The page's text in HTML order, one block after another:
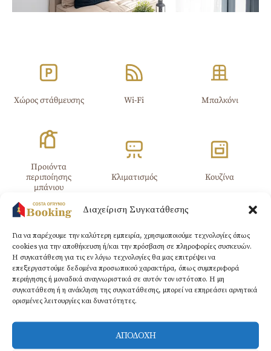
Διαχείριση Συγκατάθεσης
Για να παρέχουμε την καλύτερη εμπειρία, χρησιμοποιούμε τεχνολογίες όπως
cookies για την αποθήκευση ή/και την πρόσβαση σε πληροφορίες συσκευών.
Η συγκατάθεση για τις εν λόγω τεχνολογίες θα μας επιτρέψει να
επεξεργαστούμε δεδομένα προσωπικού χαρακτήρα, όπως συμπεριφορά
περιήγησης ή μοναδικά αναγνωριστικά σε αυτόν τον ιστότοπο. Η μη
συγκατάθεση ή η ανάκληση της συγκατάθεσης, μπορεί να επηρεάσει αρνητικά
ορισμένες λειτουργίες και δυνατότητες.
ΑΠΟΔΟΧΗ
Χώρος στάθμευσης Wi-Fi​ Μπαλκόνι
Προιόντα
περιποίησης
μπάνιου​
Κλιματισμός Κουζίνα
Τηλεόραση
επίπεδης οθόνης​
Στεγνωτήρας
μαλλιών​
Ψυγείο
BOOK NOW